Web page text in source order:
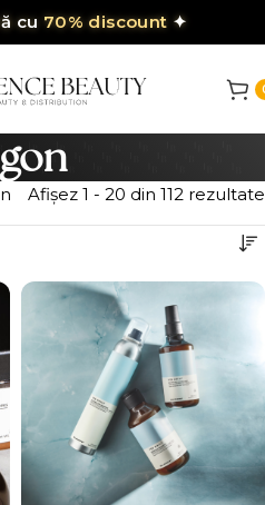
cu 70% discount ✦
Afișez 1 - 20 din 112 rezultate